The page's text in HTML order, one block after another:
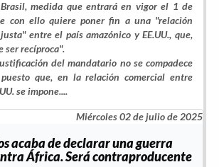
medida que entrará en vigor el 1 de
con ello quiere poner fin a una "relación
entre el país amazónico y EE.UU., que,
ser recíproca".
del mandatario no se compadece
que, en la relación comercial entre
se impone....
Miércoles 02 de julio de 2025
acaba de declarar una guerra
África. Será contraproducente